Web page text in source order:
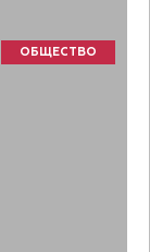
ОБЩЕСТВО